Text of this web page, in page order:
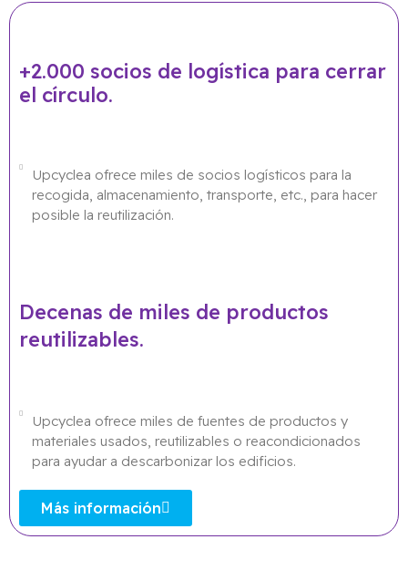
+2.000 socios de logística para cerrar
el círculo.
Upcyclea ofrece miles de socios logísticos para la
recogida, almacenamiento, transporte, etc., para hacer
posible la reutilización.
Decenas de miles de productos
reutilizables.
Upcyclea ofrece miles de fuentes de productos y
materiales usados, reutilizables o reacondicionados
para ayudar a descarbonizar los edificios.
Más información